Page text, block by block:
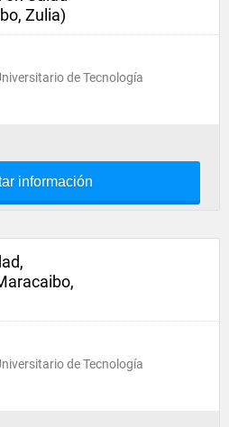
Zulia)
de Tecnología
información
de Tecnología